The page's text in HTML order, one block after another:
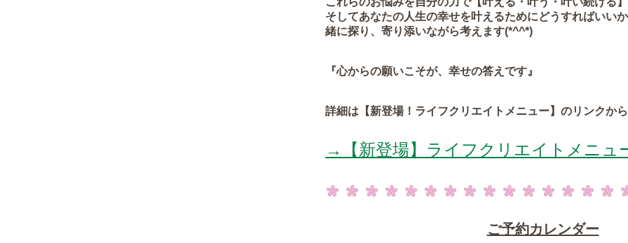
そしてあなたの人生の幸せを叶えるためにどうすればいい
緒に探り、寄り添いながら考えます(*^^*)
『心からの願いこそが、幸せの答えです』
詳細は【新登場！ライフクリエイトメニュー】のリンクか
→【新登場】ライフクリエイトメニュ
ご予約カレンダー